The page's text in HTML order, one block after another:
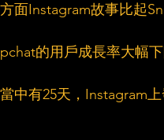
面Instagram故事比起
的用戶成長率大幅下
中有25天，Instagram